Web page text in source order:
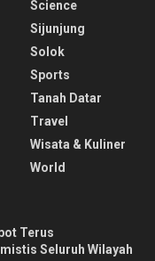
Science
Sijunjung
Solok
Sports
Tanah Datar
Travel
Wisata & Kuliner
World
Terus
Seluruh Wilayah